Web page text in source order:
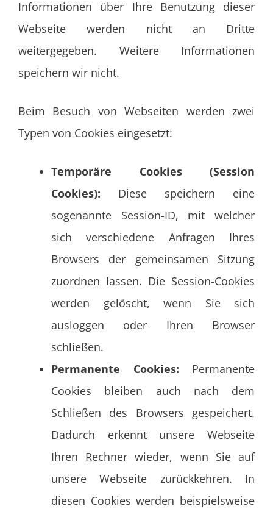
Informationen über Ihre Benutzung dieser
Webseite werden nicht an Dritte
weitergegeben. Weitere Informationen
speichern wir nicht.
Beim Besuch von Webseiten werden zwei
Typen von Cookies eingesetzt:
Temporäre Cookies (Session
Cookies): Diese speichern eine
sogenannte Session-ID, mit welcher
sich verschiedene Anfragen Ihres
Browsers der gemeinsamen Sitzung
zuordnen lassen. Die Session-Cookies
werden gelöscht, wenn Sie sich
ausloggen oder Ihren Browser
schließen.
Permanente Cookies: Permanente
Cookies bleiben auch nach dem
Schließen des Browsers gespeichert.
Dadurch erkennt unsere Webseite
Ihren Rechner wieder, wenn Sie auf
unsere Webseite zurückkehren. In
diesen Cookies werden beispielsweise